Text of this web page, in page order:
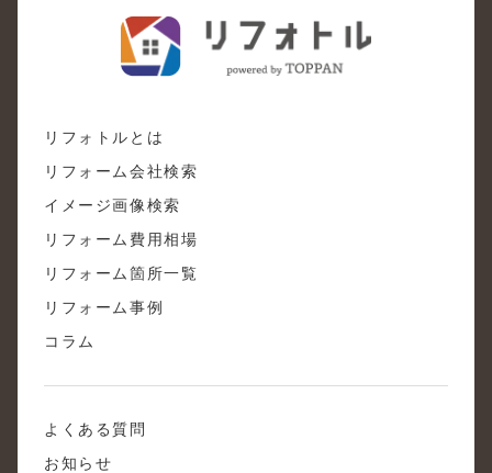
リフォトルとは
リフォーム会社検索
イメージ画像検索
リフォーム費用相場
リフォーム箇所一覧
リフォーム事例
コラム
よくある質問
お知らせ